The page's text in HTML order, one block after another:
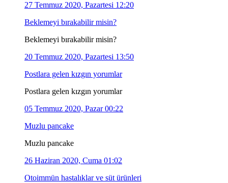
27 Temmuz 2020, Pazartesi 12:20
Beklemeyi bırakabilir misin?
Beklemeyi bırakabilir misin?
20 Temmuz 2020, Pazartesi 13:50
Postlara gelen kızgın yorumlar
Postlara gelen kızgın yorumlar
05 Temmuz 2020, Pazar 00:22
Muzlu pancake
Muzlu pancake
26 Haziran 2020, Cuma 01:02
Otoimmün hastalıklar ve süt ürünleri